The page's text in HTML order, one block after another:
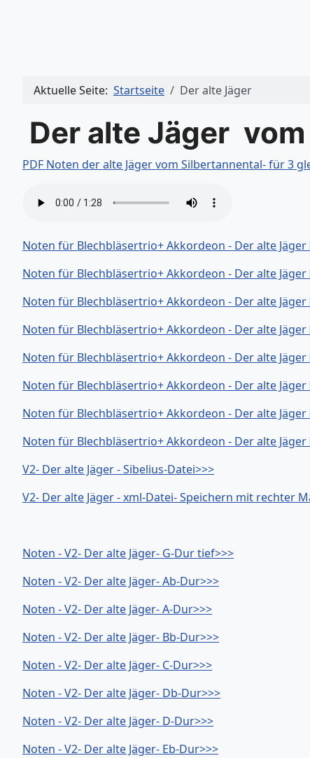
Aktuelle Seite: Startseite Der alte Jäger
Der alte Jäger
PDF Noten der alte Jäger vom Silbertannental- für 3
Noten für Blechbläsertrio+ Akkordeon - Der alte Jäger
Noten für Blechbläsertrio+ Akkordeon - Der alte
Noten für Blechbläsertrio+ Akkordeon - Der alte
Noten für Blechbläsertrio+ Akkordeon - Der alte Jäger
Noten für Blechbläsertrio+ Akkordeon - Der alte
Noten für Blechbläsertrio+ Akkordeon - Der alte Jäger
Noten für Blechbläsertrio+ Akkordeon - Der alte
Noten für Blechbläsertrio+ Akkordeon - Der alte
V2- Der alte Jäger - Sibelius-Datei>>>
V2- Der alte Jäger - xml-Datei- Speichern mit rechter
Noten - V2- Der alte Jäger- G-Dur tief>>>
Noten - V2- Der alte Jäger- Ab-Dur>>>
Noten - V2- Der alte Jäger- A-Dur>>>
Noten - V2- Der alte Jäger- Bb-Dur>>>
Noten - V2- Der alte Jäger- C-Dur>>>
Noten - V2- Der alte Jäger- Db-Dur>>>
Noten - V2- Der alte Jäger- D-Dur>>>
Noten - V2- Der alte Jäger- Eb-Dur>>>